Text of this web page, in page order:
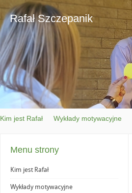
Rafał Szczepanik
Kim jest Rafał Wykłady motywacyjne
Menu strony
Kim jest Rafał
Wykłady motywacyjne